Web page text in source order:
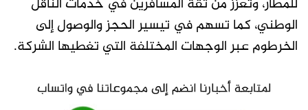
الوطني، كما تسهم في تيسير الحجز والوصول إلى
الخرطوم عبر الوجهات المختلفة التي تغطيها الشركة.